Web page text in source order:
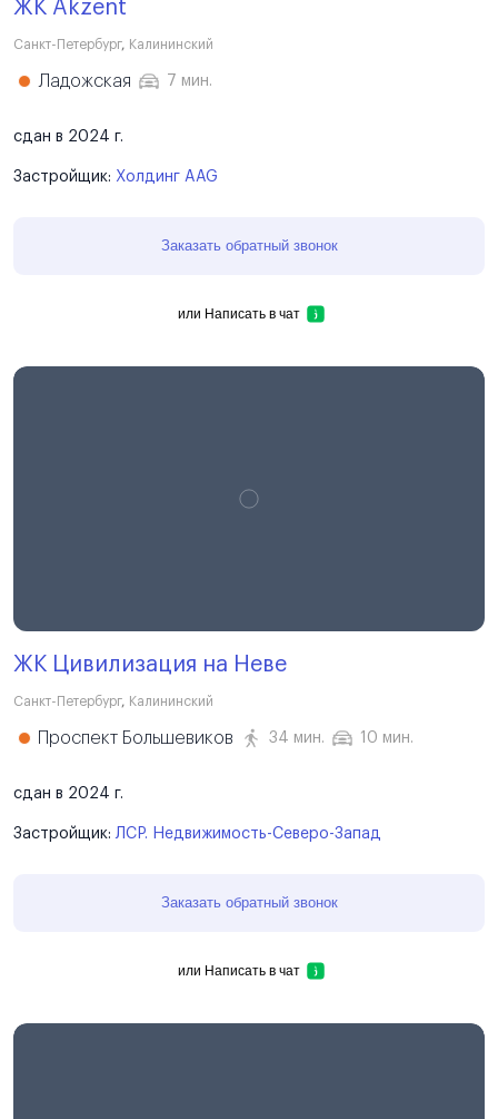
ЖК Akzent
Санкт-Петербург, Калининский
Ладожская 7 мин.
сдан в 2024 г.
Застройщик: Холдинг AAG
Заказать обратный звонок
или Написать в чат
ЖК Цивилизация на Неве
Санкт-Петербург, Калининский
Проспект Большевиков 34 мин. 10 мин.
сдан в 2024 г.
Застройщик:ЛСР. Недвижимость-Северо-Запад
Заказать обратный звонок
или Написать в чат